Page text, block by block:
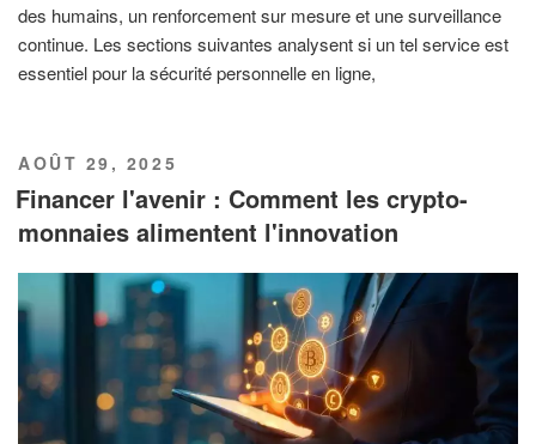
des humains, un renforcement sur mesure et une surveillance
continue. Les sections suivantes analysent si un tel service est
essentiel pour la sécurité personnelle en ligne,
PUBLIÉ
LE
AOÛT 29, 2025
Financer l'avenir : Comment les crypto-
monnaies alimentent l'innovation